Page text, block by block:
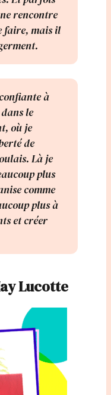
rencontre
faire, mais il
à
le
où je
de
Là je
plus
comme
plus à
et créer
Lucotte